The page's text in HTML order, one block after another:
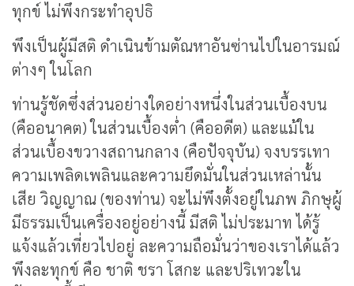
ทุกข์ ไม่พึงกระทำอุปธิ
พึงเป็นผู้มีสติ ดำเนินข้ามตัณหาอันซ่านไปในอารมณ์
ต่างๆ ในโลก
ท่านรู้ชัดซึ่งส่วนอย่างใดอย่างหนึ่งในส่วนเบื้องบน
(คืออนาคต) ในส่วนเบื้องต่ำ (คืออดีต) และแม้ใน
ส่วนเบื้องขวางสถานกลาง (คือปัจจุบัน) จงบรรเทา
ความเพลิดเพลินและความยึดมั่นในส่วนเหล่านั้น
เสีย วิญญาณ (ของท่าน) จะไม่พึงตั้งอยู่ในภพ ภิกษุผู้
มีธรรมเป็นเครื่องอยู่อย่างนี้ มีสติ ไม่ประมาท ได้รู้
แจ้งแล้วเที่ยวไปอยู่ ละความถือมั่นว่าของเราได้แล้ว
พึงละทุกข์ คือ ชาติ ชรา โสกะ และปริเทวะใน